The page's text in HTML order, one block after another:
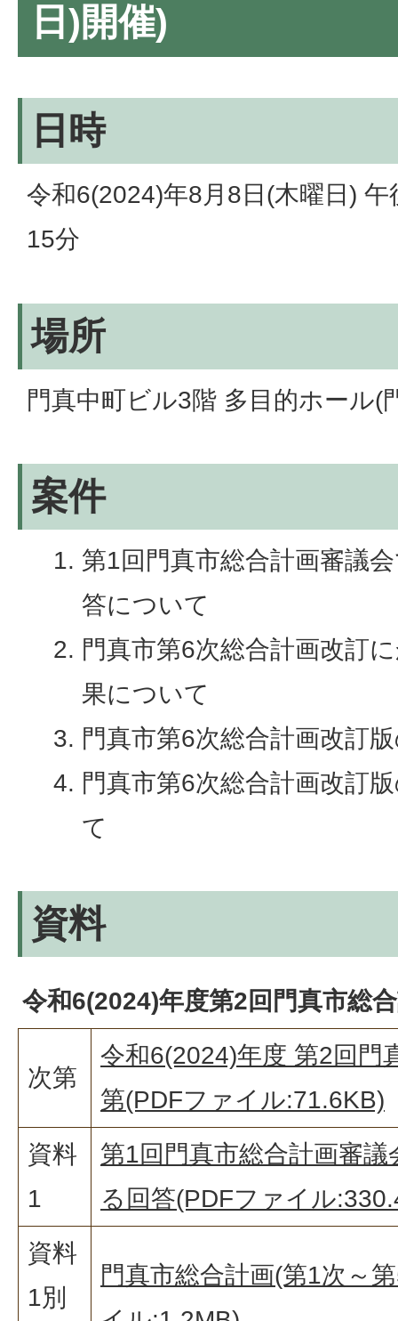
日)開催)
日時
令和6(2024)年8月8日(木曜日)
15分
場所
門真中町ビル3階 多目的ホール(
案件
第1回門真市総合計画審議
答について
門真市第6次総合計画改訂
果について
門真市第6次総合計画改訂
門真市第6次総合計画改訂
て
資料
令和6(2024)年度第2回門真市総
次第
令和6(2024)年度 第2回門
第(PDFファイル:71.6KB)
資料
1
第1回門真市総合計画審
る回答(PDFファイル
資料
1別
門真市総合計画(第1次～